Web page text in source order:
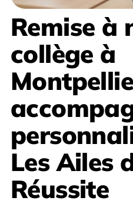
Remise à
collège à
Les Ailes
Réussite